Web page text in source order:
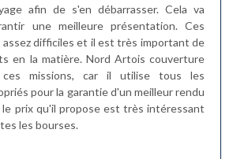
afin de s'en débarrasser. Cela va
une meilleure présentation. Ces
difficiles et il est très important de
en la matière. Nord Artois couverture
missions, car il utilise tous les
pour la garantie d'un meilleur rendu
le prix qu'il propose est très intéressant
les bourses.